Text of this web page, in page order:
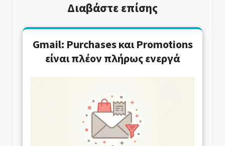
Διαβάστε επίσης
Gmail: Purchases και Promotions
είναι πλέον πλήρως ενεργά